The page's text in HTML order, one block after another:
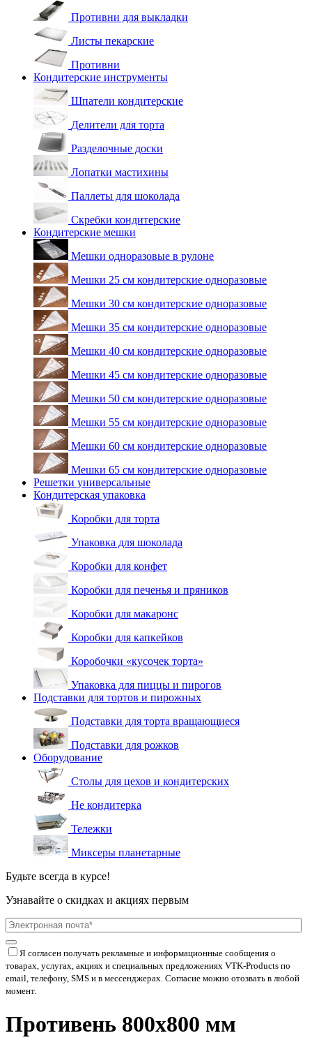
Противни для выкладки
Листы пекарские
Противни
Кондитерские инструменты
Шпатели кондитерские
Делители для торта
Разделочные доски
Лопатки мастихины
Паллеты для шоколада
Скребки кондитерские
Кондитерские мешки
Мешки одноразовые в рулоне
Мешки 25 см кондитерские одноразовые
Мешки 30 см кондитерские одноразовые
Мешки 35 см кондитерские одноразовые
Мешки 40 см кондитерские одноразовые
Мешки 45 см кондитерские одноразовые
Мешки 50 см кондитерские одноразовые
Мешки 55 см кондитерские одноразовые
Мешки 60 см кондитерские одноразовые
Мешки 65 см кондитерские одноразовые
Решетки универсальные
Кондитерская упаковка
Коробки для торта
Упаковка для шоколада
Коробки для конфет
Коробки для печенья и пряников
Коробки для макаронс
Коробки для капкейков
Коробочки «кусочек торта»
Упаковка для пиццы и пирогов
Подставки для тортов и пирожных
Подставки для торта вращающиеся
Подставки для рожков
Оборудование
Столы для цехов и кондитерских
Не кондитерка
Тележки
Миксеры планетарные
Будьте всегда в курсе!
Узнавайте о скидках и акциях первым
Я согласен получать рекламные и информационные сообщения о
товарах, услугах, акциях и специальных предложениях VTK-Products по
email, телефону, SMS и в мессенджерах. Согласие можно отозвать в любой
момент.
Противень 800х800 мм